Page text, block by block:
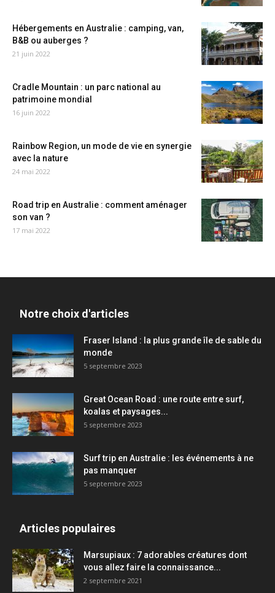
Hébergements en Australie : camping, van,
B&B ou auberges ?
21 juin 2022
Cradle Mountain : un parc national au
patrimoine mondial
16 juin 2022
Rainbow Region, un mode de vie en synergie
avec la nature
24 mai 2022
Road trip en Australie : comment aménager
son van ?
17 mai 2022
Notre choix d'articles
Fraser Island : la plus grande île de sable du
monde
5 septembre 2023
Great Ocean Road : une route entre surf,
koalas et paysages...
5 septembre 2023
Surf trip en Australie : les événements à ne
pas manquer
5 septembre 2023
Articles populaires
Marsupiaux : 7 adorables créatures dont
vous allez faire la connaissance...
2 septembre 2021